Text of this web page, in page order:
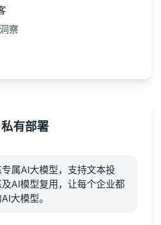
察
有部署
属AI大模型，支持文本投
AI模型复用，让每个企业都
大模型。